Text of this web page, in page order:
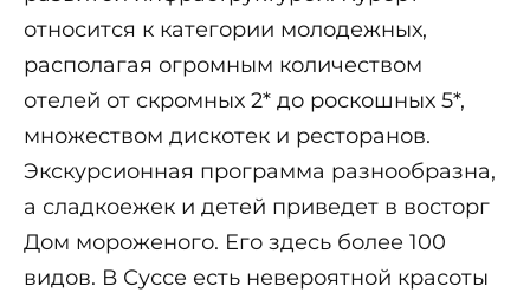
относится к категории молодежных,
располагая огромным количеством
отелей от скромных 2* до роскошных 5*,
множеством дискотек и ресторанов.
Экскурсионная программа разнообразна,
а сладкоежек и детей приведет в восторг
Дом мороженого. Его здесь более 100
видов. В Суссе есть невероятной красоты